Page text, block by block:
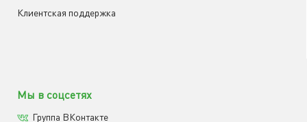
Клиентская поддержка
Мы в соцсетях
Группа ВКонтакте